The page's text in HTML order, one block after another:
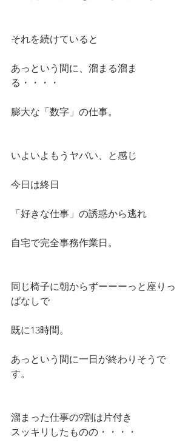
それを続けていると
あっという間に、溜まる溜ま
る・・・・
膨大な「数字」の仕事。
いよいよもうヤバい、と感じ
今日は終日
「好きな仕事」の誘惑から逃れ
自宅で完全事務作業日。
同じ椅子に朝からずーーーっと座りっ
ぱなしで
既に13時間。
あっという間に一日が終わりそうで
す。
溜まった仕事の9割は片付き
スッキリしたものの・・・・